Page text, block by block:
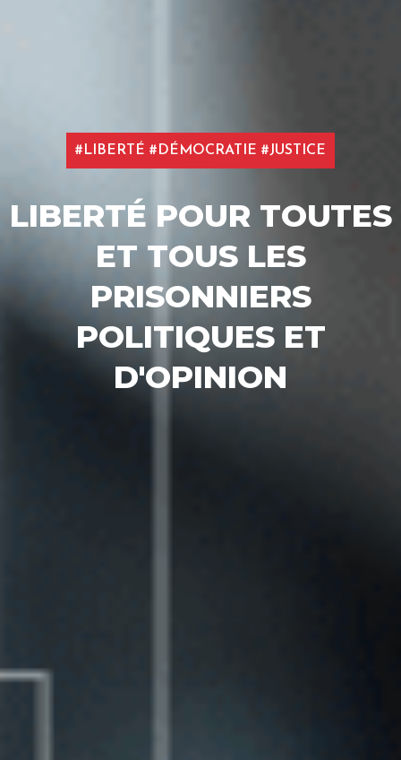
#LIBERTÉ #DÉMOCRATIE #JUSTICE
LIBERTÉ POUR TOUTES
ET TOUS LES
PRISONNIERS
POLITIQUES ET
D'OPINION